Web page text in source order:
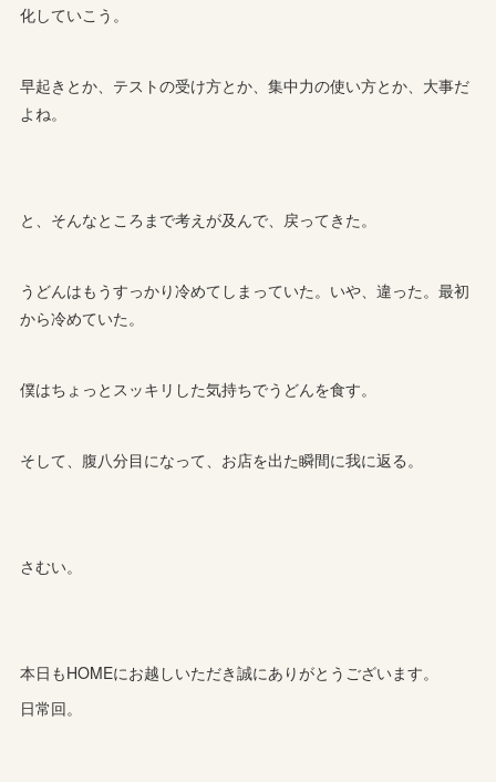
化していこう。
早起きとか、テストの受け方とか、集中力の使い方とか、大事だ
よね。
と、そんなところまで考えが及んで、戻ってきた。
うどんはもうすっかり冷めてしまっていた。いや、違った。最初
から冷めていた。
僕はちょっとスッキリした気持ちでうどんを食す。
そして、腹八分目になって、お店を出た瞬間に我に返る。
さむい。
本日もHOMEにお越しいただき誠にありがとうございます。
日常回。